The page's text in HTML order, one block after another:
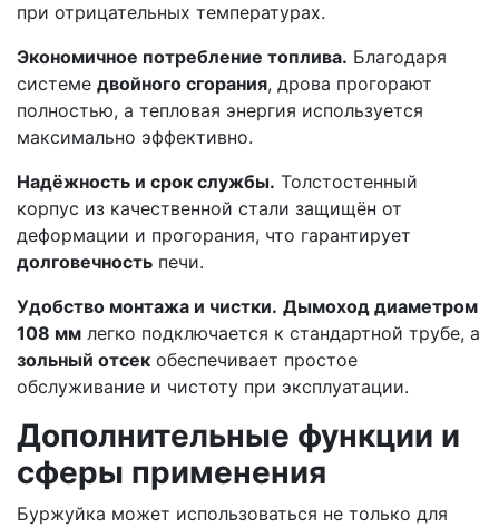
при отрицательных температурах.
Экономичное потребление топлива. Благодаря
системе двойного сгорания, дрова прогорают
полностью, а тепловая энергия используется
максимально эффективно.
Надёжность и срок службы. Толстостенный
корпус из качественной стали защищён от
деформации и прогорания, что гарантирует
долговечность печи.
Удобство монтажа и чистки. Дымоход диаметром
108 мм легко подключается к стандартной трубе, а
зольный отсек обеспечивает простое
обслуживание и чистоту при эксплуатации.
Дополнительные функции и
сферы применения
Буржуйка может использоваться не только для